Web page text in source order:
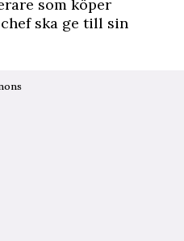
som köper
ska ge till sin